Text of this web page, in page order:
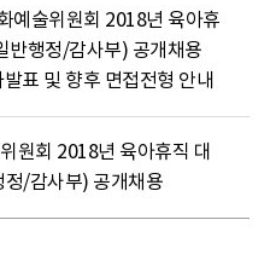
예술위원회 2018년 육아휴
반행정/감사부) 공개채용
표 및 향후 면접전형 안내
원회 2018년 육아휴직 대
정/감사부) 공개채용